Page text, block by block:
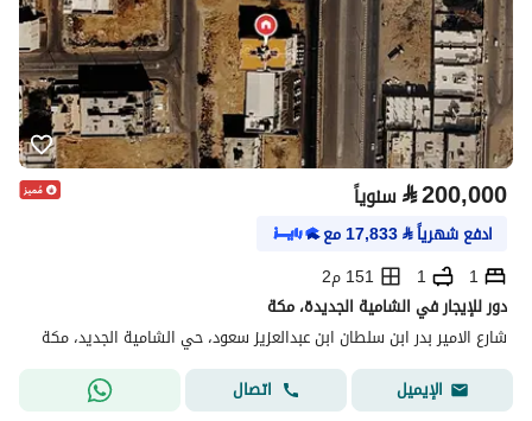
⃁200,000 سنوياً
ادفع شهرياً⃁
17,833مع
1
1
151 م2
دور للإيجار في الشامية الجديدة، مكة
شارع الامير بدر ابن سلطان ابن عبدالعزيز سعود، حي الشامية الجديد، مكة
الإيميل
اتصال